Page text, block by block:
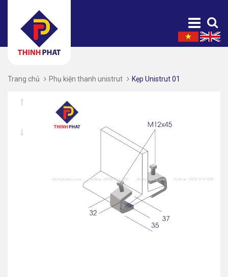
Trang chủ Phụ kiện thanh unistrut Kẹp Unistrut 01